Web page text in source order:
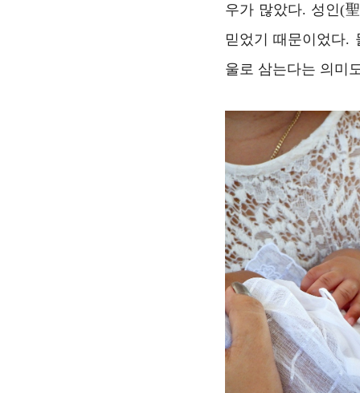
우가 많았다. 성인(
믿었기 때문이었다.
울로 삼는다는 의미